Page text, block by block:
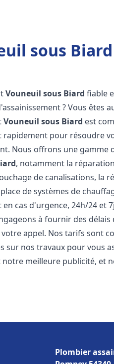
sous Biard
Vouneuil sous Biard fiable
? Vous êtes
Vouneuil sous Biard est
pour résoudre
Nous offrons une gamme
, notamment la
de canalisations, la
de systèmes de
cas d'urgence, 24h/24 et
à fournir des
appel. Nos tarifs sont
nos travaux pour vous
meilleure publicité, et
Plombier